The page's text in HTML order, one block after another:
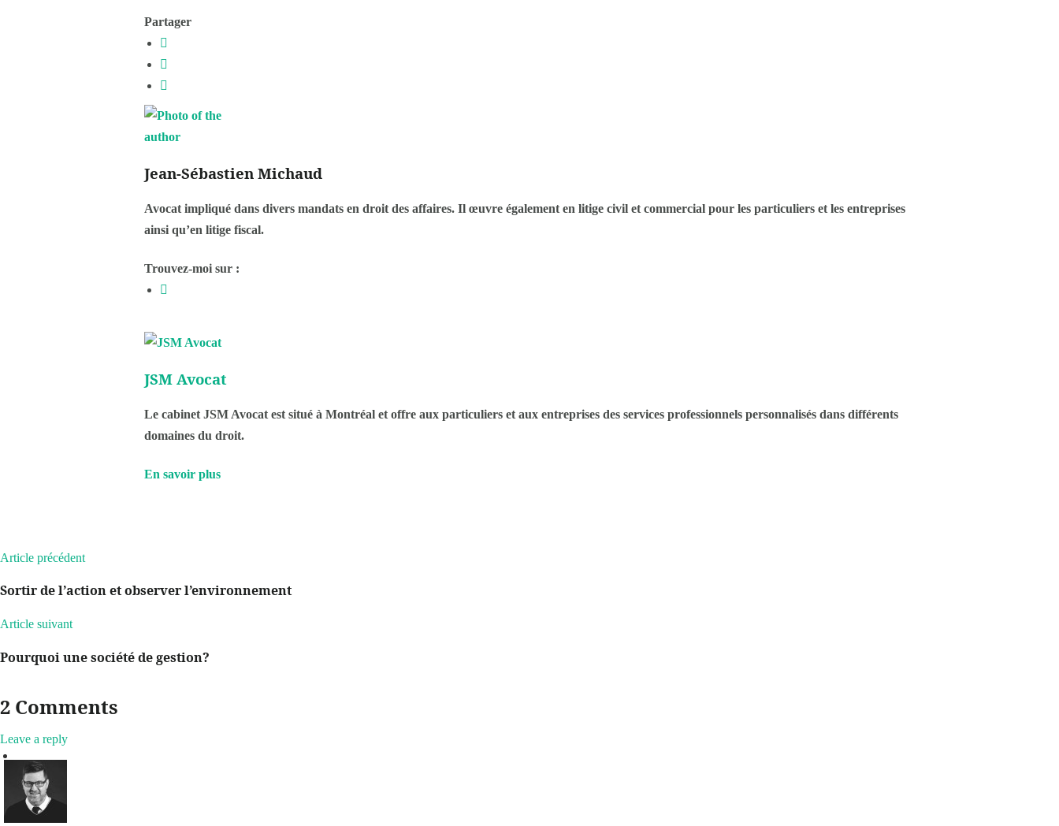
Partager
Jean-Sébastien Michaud
Avocat impliqué dans divers mandats en droit des affaires. Il œuvre également en litige civil et commercial pour les particuliers et les entreprises
ainsi qu’en litige fiscal.
Trouvez-moi sur :
JSM Avocat
Le cabinet JSM Avocat est situé à Montréal et offre aux particuliers et aux entreprises des services professionnels personnalisés dans différents
domaines du droit.
En savoir plus
Article précédent
Sortir de l’action et observer l’environnement
Article suivant
Pourquoi une société de gestion?
2 Comments
Leave a reply